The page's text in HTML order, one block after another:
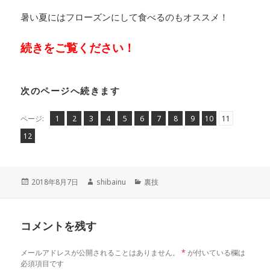
暑い夏にはフローズンにして食べるのもオススメ！
続きをご覧ください！
次のページへ続きます
ページ:
ペ1 ,
ペ
2 ,
ペ
3 ,
ペ
4 ,
ペ
5 ,
ペ
6 ,
ペ
7 ,
ペ
8 ,
ペ
9 ,
ペ
10 ,
ペ
11
ペ
12
投
2018年8月7日
作
shibainu
カ
裏技
コメントを残す
メールアドレスが公開されることはありません。 * が付いている欄は
必須項目です